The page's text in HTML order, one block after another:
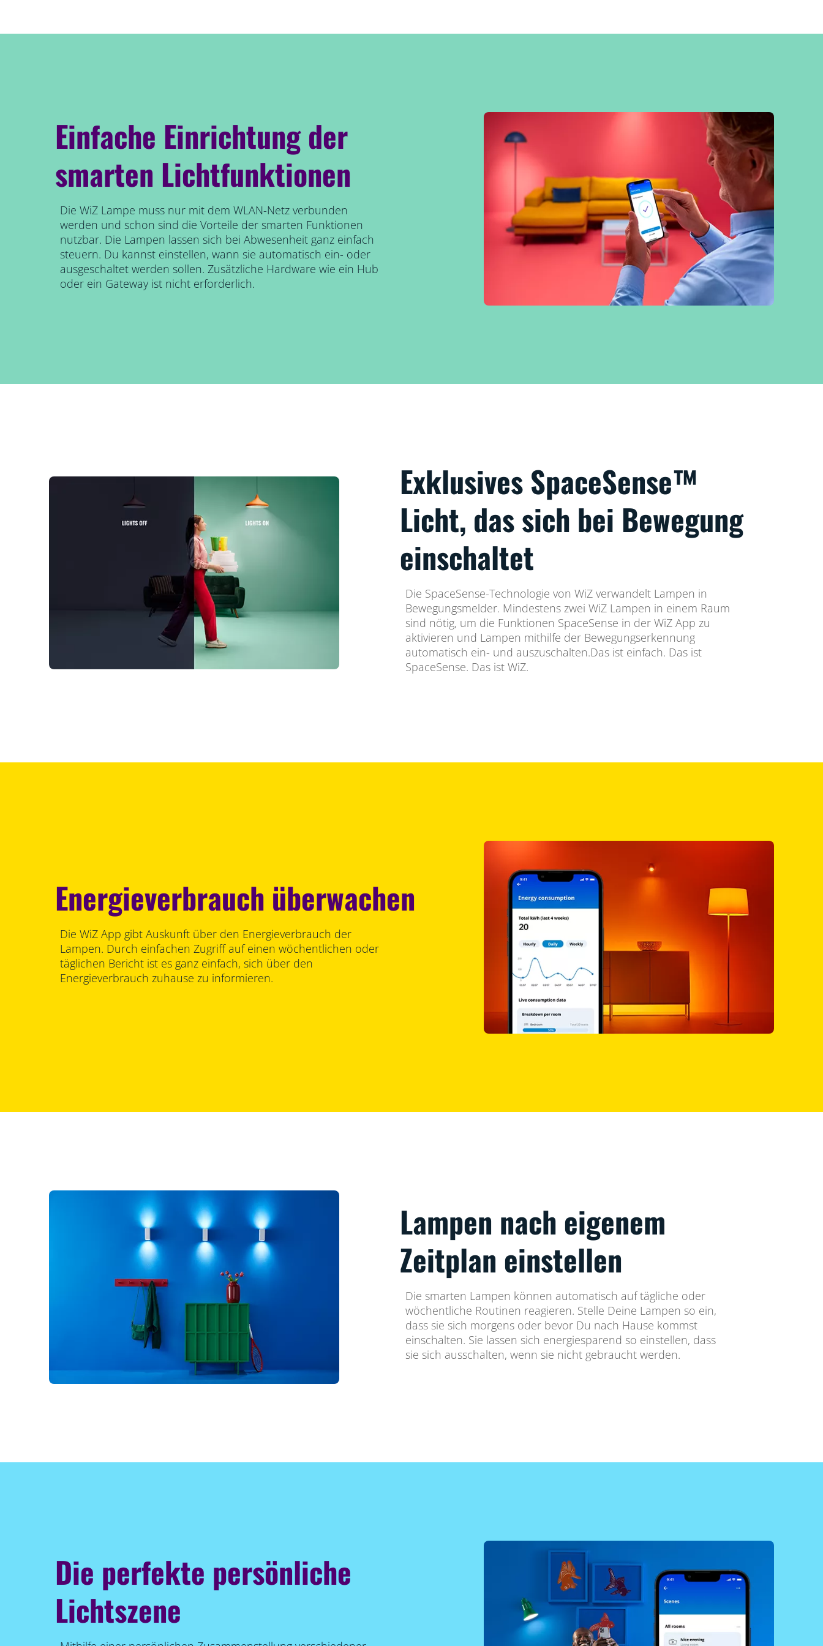
Einfache Einrichtung der
smarten Lichtfunktionen
Die WiZ Lampe muss nur mit dem WLAN-Netz verbunden
werden und schon sind die Vorteile der smarten Funktionen
nutzbar. Die Lampen lassen sich bei Abwesenheit ganz einfach
steuern. Du kannst einstellen, wann sie automatisch ein- oder
ausgeschaltet werden sollen. Zusätzliche Hardware wie ein Hub
oder ein Gateway ist nicht erforderlich.
Exklusives SpaceSense™
Licht, das sich bei Bewegung
einschaltet
Die SpaceSense-Technologie von WiZ verwandelt Lampen in
Bewegungsmelder. Mindestens zwei WiZ Lampen in einem Raum
sind nötig, um die Funktionen SpaceSense in der WiZ App zu
aktivieren und Lampen mithilfe der Bewegungserkennung
automatisch ein- und auszuschalten.Das ist einfach. Das ist
SpaceSense. Das ist WiZ.
Energieverbrauch überwachen
Die WiZ App gibt Auskunft über den Energieverbrauch der
Lampen. Durch einfachen Zugriff auf einen wöchentlichen oder
täglichen Bericht ist es ganz einfach, sich über den
Energieverbrauch zuhause zu informieren.
Lampen nach eigenem
Zeitplan einstellen
Die smarten Lampen können automatisch auf tägliche oder
wöchentliche Routinen reagieren. Stelle Deine Lampen so ein,
dass sie sich morgens oder bevor Du nach Hause kommst
einschalten. Sie lassen sich energiesparend so einstellen, dass
sie sich ausschalten, wenn sie nicht gebraucht werden.
Die perfekte persönliche
Lichtszene